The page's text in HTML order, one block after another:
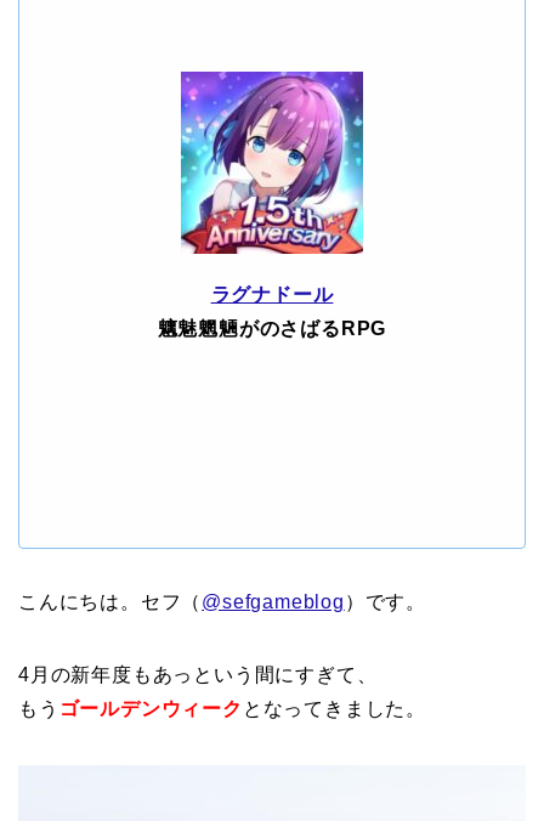
ラグナドール
魑魅魍魎がのさばるRPG
こんにちは。セフ（ @sefgameblog ）です。
4月の新年度もあっという間にすぎて、
もう ゴールデンウィーク となってきました。